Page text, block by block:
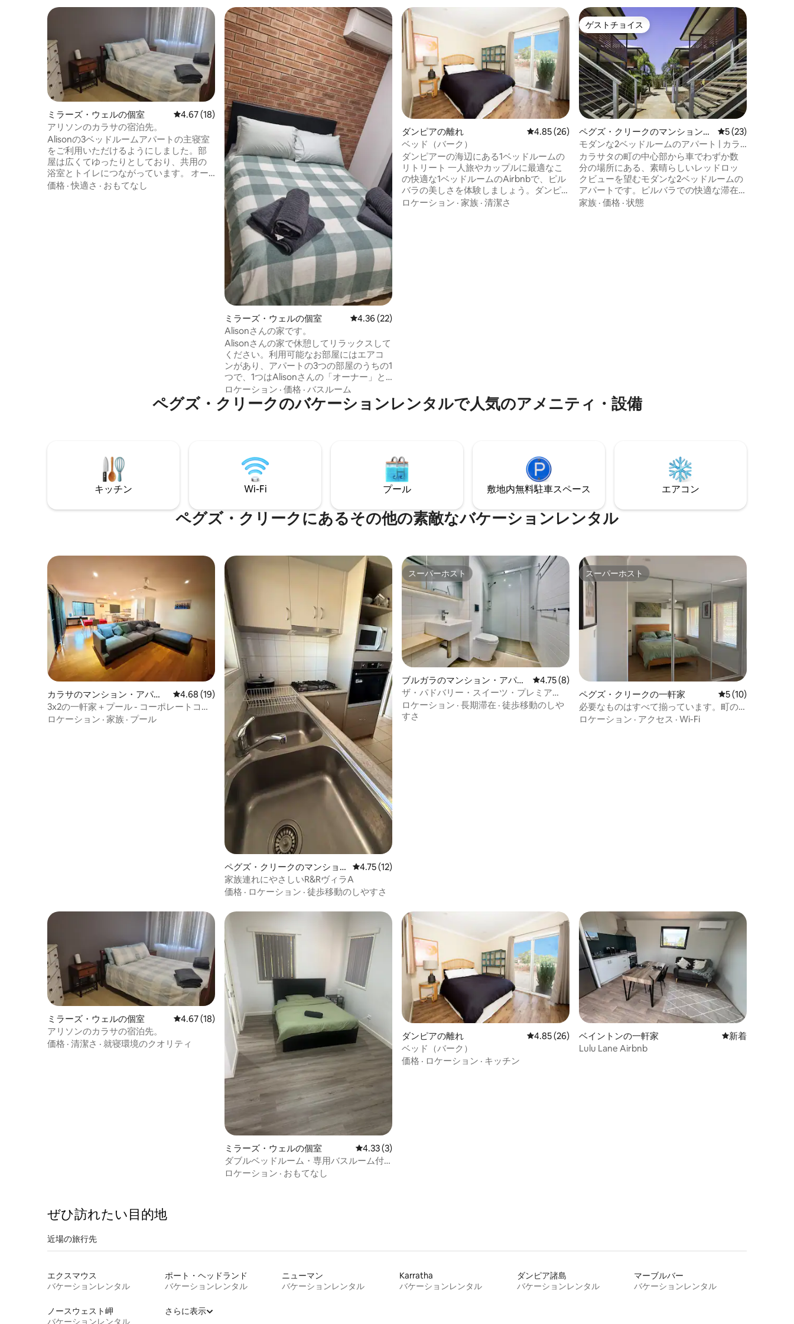
ミラーズ・ウェルの個室 レビュー18件、5つ星中4.67つ星の平均評価
4.67 (18)
アリソンのカラサの宿泊先。
Alisonの3ベッドルームアパートの主寝室
をご利用いただけるようにしました。部
屋は広くてゆったりとしており、共用の
浴室とトイレにつながっています。 オー
ナー兼居住者の「Alison」さんと、補助ホ
価格 ·快適さ · おもてなし
ミラーズ・ウェルの個室 レビュー22件、5つ星中4.36つ星の平均評価
4.36 (22)
Alisonさんの家です。
Alisonさんの家で休憩してリラックスして
ください。利用可能なお部屋にはエアコ
ンがあり、アパートの3つの部屋のうちの1
つで、1つはAlisonさんの「オーナー」と
もう1つのAirbnbの部屋です。アパートは
2階建ての独立したスタイルの宿泊施設で
す。 2階には共用バスルームがあり、キッ
所にあり、すべてのアメニティ・設備が
利用可能で、レジャープレックスや居酒
屋までも車ですぐです。
ロケーション · 価格 · バスルーム
ダンピアの離れ レビュー26件、5つ星中4.85つ星の平均評価
4.85 (26)
ベッド（バーク）
ダンピアーの海辺にある1ベッドルームの
リトリート 一人旅やカップルに最適なこ
の快適な1ベッドルームのAirbnbで、ピル
バラの美しさを体験しましょう。ダンピ
アに位置し、クイーンサイズのベッド、
ロケーション · 家族 · 清潔さ
ゲストチョイス
ゲストチョイス
ペグズ・クリークのマンション・
アパート
レビュー23件、5
5 (23)
モダンな2ベッドルームのアパート | カラ
サ
カラサタの町の中心部から車でわずか数
分の場所にある、素晴らしいレッドロッ
クビューを望むモダンな2ベッドルームの
アパートです。ピルバラでの快適な滞在
に必要なものがすべて揃っています。 -
家族 · 価格 · 状態
ペグズ・クリークのバケーションレンタルで人気のアメニティ・設備
キッチン Wi-Fi プール 敷地内無料駐⁠車ス⁠ペ⁠ー⁠ス エアコン
ペグズ・クリークにあるその他の素敵なバケーションレンタル
カラサのマンション・アパー
ト
レビュー19件、5つ星中4.68つ星の平均評価
4.68 (19)
3x2の一軒家＋プール - コーポレートコン
フォート カラサ/ダンピア
ロケーション · 家族 · プール
ペグズ・クリークのマンショ
ン・アパート
レビュー12件、5つ星中4.75つ星の平均評価
4.75 (12)
家族連れにやさしいR&RヴィラA
価格 · ロケーション · 徒歩移動のしやすさ
スーパーホスト
スーパーホスト
ブルガラのマンション・アパー
ト
レビュー8件、5つ星中4.75つ星の平均評価
4.75 (8)
ザ・パドバリー・スイーツ・プレミア
ム・シティ・アパートメント
ロケーション · 長期滞在 · 徒歩移動のしや
すさ
スーパーホスト
スーパーホスト
ペグズ・クリークの一軒家 レビュー10件、5
5 (10)
必要なものはすべて揃っています。町の
近くです
ロケーション · アクセス · Wi-Fi
ミラーズ・ウェルの個室 レビュー18件、5つ星中4.67つ星の平均評価
4.67 (18)
アリソンのカラサの宿泊先。
価格 · 清潔さ · 就寝環境のクオリティ
ミラーズ・ウェルの個室 レビュー3件、5つ星中4.33つ星の平均評価
4.33 (3)
ダブルベッドルーム・専用バスルーム付
き（N1）
ロケーション · おもてなし
ダンピアの離れ レビュー26件、5つ星中4.85つ星の平均評価
4.85 (26)
ベッド（バーク）
価格 · ロケーション · キッチン
ベイントンの一軒家 新しい宿泊先
新着
Lulu Lane Airbnb
ぜひ訪⁠れ⁠た⁠い目⁠的⁠地
近場の旅行先
エクスマウス
バケーションレンタル
ポート・ヘッドランド
バケーションレンタル
ニューマン
バケーションレンタル
Karratha
バケーションレンタル
ダンピア諸島
バケーションレンタル
マーブルバー
バケーションレンタル
ノースウェスト岬
バケーションレンタル
さらに表示